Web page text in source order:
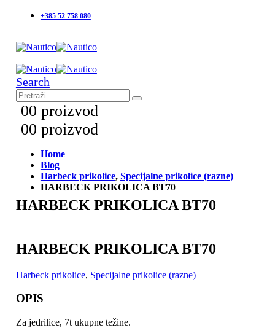
+385 52 758 080
Search
00 proizvod
00 proizvod
Home
Blog
Harbeck prikolice, Specijalne prikolice (razne)
HARBECK PRIKOLICA BT70
HARBECK PRIKOLICA BT70
HARBECK PRIKOLICA BT70
Harbeck prikolice, Specijalne prikolice (razne)
OPIS
Za jedrilice, 7t ukupne težine.